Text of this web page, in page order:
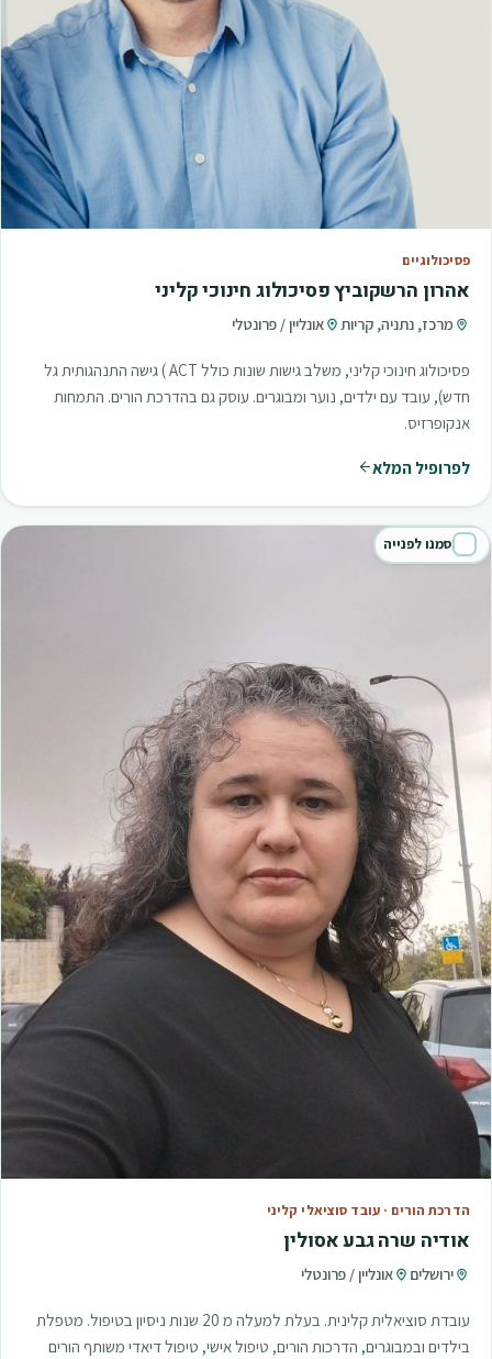
פסיכולוגיים
אהרון הרשקוביץ פסיכולוג חינוכי קליני
מרכז, נתניה, קריות אונליין / פרונטלי
פסיכולוג חינוכי קליני, משלב גישות שונות כולל ACT ) גישה התנהגותית גל
חדש), עובד עם ילדים, נוער ומבוגרים. עוסק גם בהדרכת הורים. התמחות
אנקופרזיס.
לפרופיל המלא
סמנו לפנייה
הדרכת הורים · עובד סוציאלי קליני
אודיה שרה גבע אסולין
ירושלים אונליין / פרונטלי
עובדת סוציאלית קלינית. בעלת למעלה מ 20 שנות ניסיון בטיפול. מטפלת
בילדים ובמבוגרים, הדרכות הורים, טיפול אישי, טיפול דיאדי משותף הורים